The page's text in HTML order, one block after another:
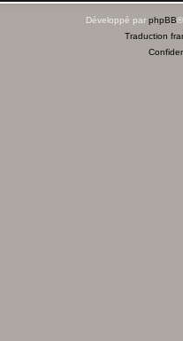
Développé par phpBB
Traduction